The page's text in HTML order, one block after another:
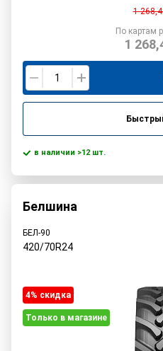
1
По картам
1
в наличии >12 шт.
Белшина
БЕЛ-90
420/70R24
4% cкидка
Только в магазине